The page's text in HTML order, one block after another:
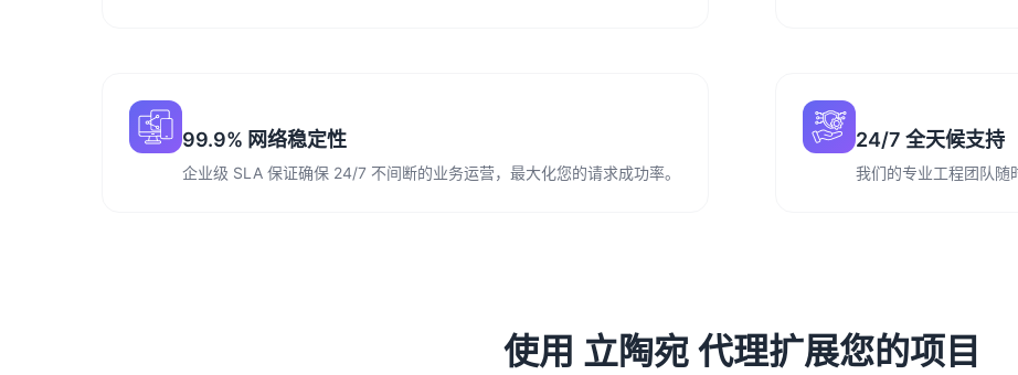
99.9% 网络稳定性
企业级 SLA 保证确保 24/7 不间断的业务运营，最大化您的请求成功率。
24/7 全天候支持
我们的专业工程团队随
使用 立陶宛 代理扩展您的项目